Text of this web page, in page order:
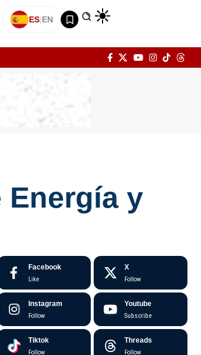
ES|EN
Energía y
Facebook
Like
X
Follow
Instagram
Follow
Youtube
Subscribe
Tiktok
Follow
Threads
Follow